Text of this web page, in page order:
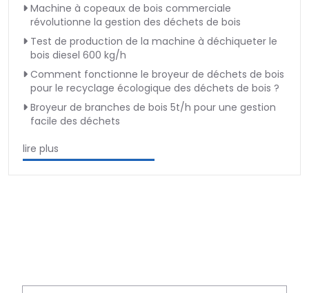
Machine à copeaux de bois commerciale
révolutionne la gestion des déchets de bois
Test de production de la machine à déchiqueter le
bois diesel 600 kg/h
Comment fonctionne le broyeur de déchets de bois
pour le recyclage écologique des déchets de bois ?
Broyeur de branches de bois 5t/h pour une gestion
facile des déchets
lire plus